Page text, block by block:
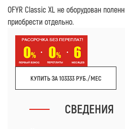
OFYR Classic XL не оборудован
приобрести отдельно.
КУПИТЬ ЗА 103333 РУБ./МЕС
СВЕДЕНИЯ